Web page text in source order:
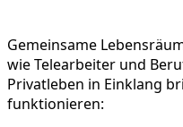
Gemeinsame
wie Telearbeiter und
Privatleben in Einklang
funktionieren: